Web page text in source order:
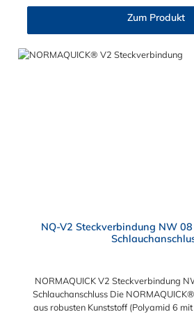
und Entlüftungsleitungen
Zum Produkt
NQ-V2 Steckverbindung NW 08
NORMAQUICK V2 Steckverbindung
Schlauchanschluss Die
aus robusten Kunststoff (Polyamid 6